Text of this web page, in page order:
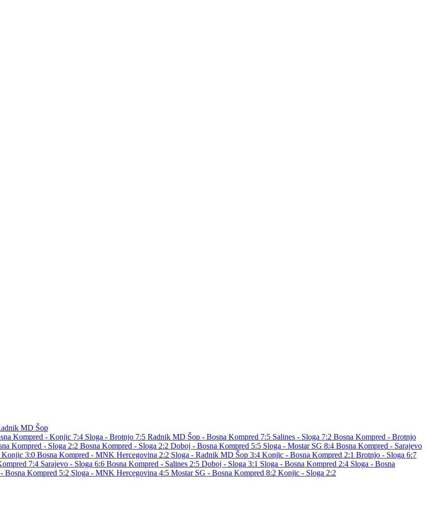
MD Šop
Kompred - Konjic 7:4 Sloga - Brotnjo 7:5 Radnik MD Šop - Bosna Kompred 7:5 Salines - Sloga 7:2 Bosna Kompred - Brotnjo
Kompred - Sloga 2:2 Bosna Kompred - Sloga 2:2 Doboj - Bosna Kompred 5:5 Sloga - Mostar SG 8:4 Bosna Kompred - Sarajevo
Konjic 3:0 Bosna Kompred - MNK Hercegovina 2:2 Sloga - Radnik MD Šop 3:4 Konjic - Bosna Kompred 2:1 Brotnjo - Sloga 6:7
7:4 Sarajevo - Sloga 6:6 Bosna Kompred - Salines 2:5 Doboj - Sloga 3:1 Sloga - Bosna Kompred 2:4 Sloga - Bosna
Bosna Kompred 5:2 Sloga - MNK Hercegovina 4:5 Mostar SG - Bosna Kompred 8:2 Konjic - Sloga 2:2